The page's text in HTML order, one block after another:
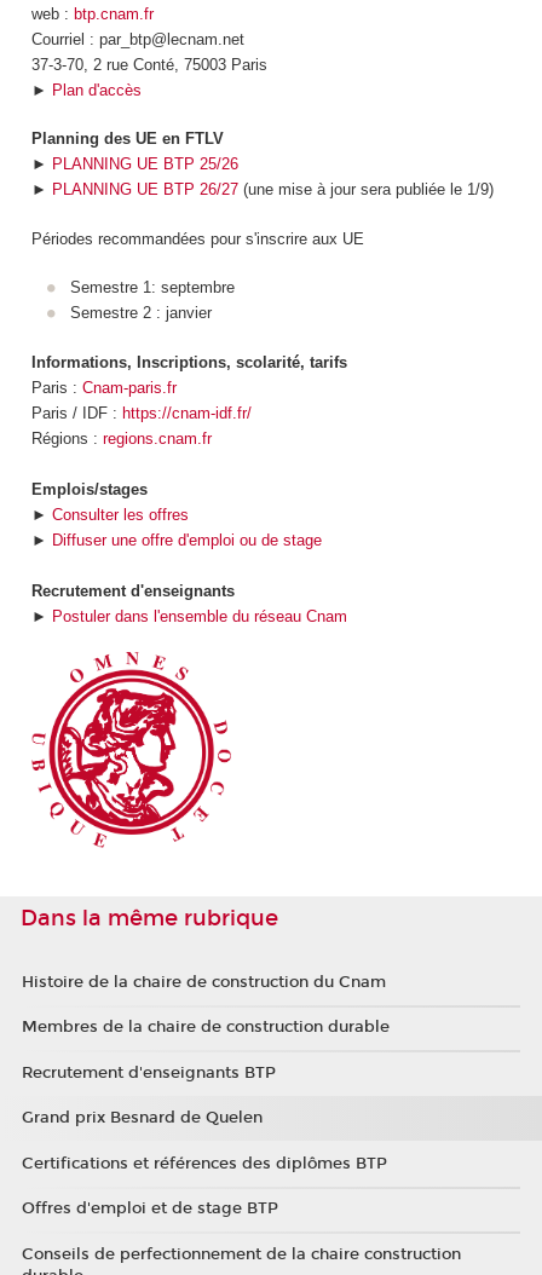
web : btp.cnam.fr
Courriel : par_btp@lecnam.net
37-3-70, 2 rue Conté, 75003 Paris
► Plan d'accès
Planning des UE en FTLV
► PLANNING UE BTP 25/26
► PLANNING UE BTP 26/27(une mise à jour sera publiée le 1/9)
Périodes recommandées pour s'inscrire aux UE
Semestre 1: septembre
Semestre 2 : janvier
Informations, Inscriptions, scolarité, tarifs
Paris : Cnam-paris.fr
Paris / IDF : https://cnam-idf.fr/
Régions : regions.cnam.fr
Emplois/stages
► Consulter les offres
► Diffuser une offre d'emploi ou de stage
Recrutement d'enseignants
► Postuler dans l'ensemble du réseau Cnam
Dans la même rubrique
Histoire de la chaire de construction du Cnam
Membres de la chaire de construction durable
Recrutement d'enseignants BTP
Grand prix Besnard de Quelen
Certifications et références des diplômes BTP
Offres d'emploi et de stage BTP
Conseils de perfectionnement de la chaire construction